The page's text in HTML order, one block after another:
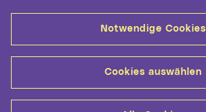
Notwendige Cookies
Cookies auswählen
Anmelden